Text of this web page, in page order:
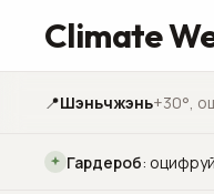
Climate
📍Шэньчжэнь+30°,
Гардероб: